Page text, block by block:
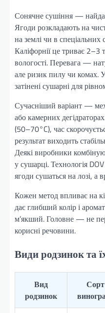
Сонячне сушіння —
Ягоди розкладають на
на землі чи в
Каліфорнії це триває
вологості. Перевага —
але ризик пилу чи комах.
затінені сушарні для
Сучасніший варіант —
або камерних
(50–70°C), час
результат виходить
Деякі виробники
у сушарці. Технологія
ягоди сушаться на лозі, а
Кожен метод впливає на
дає глибший колір і
м’якший. Головне — не
корисні речовини.
Види родзинок та
Вид
родзинок
Сорт